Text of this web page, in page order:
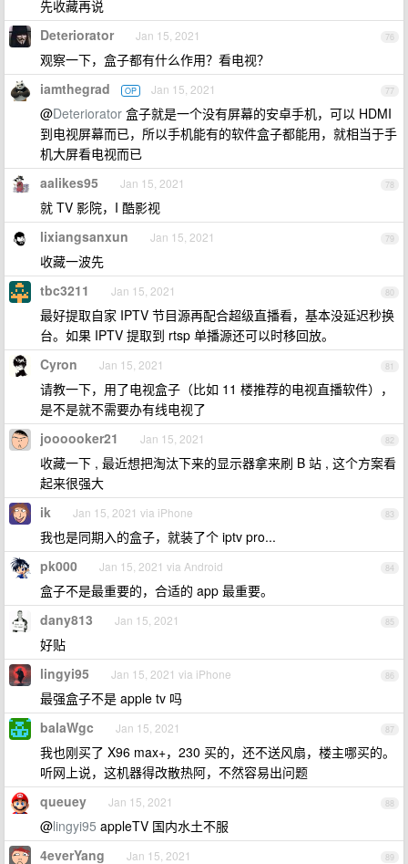
先收藏再说
76
Deteriorator Jan 15, 2021
观察一下，盒子都有什么作用？看电视？
77
iamthegrad OP Jan 15, 2021
@Deteriorator 盒子就是一个没有屏幕的安卓手机，可以 HDMI
到电视屏幕而已，所以手机能有的软件盒子都能用，就相当于手
机大屏看电视而已
78
aalikes95 Jan 15, 2021
就 TV 影院，I 酷影视
79
lixiangsanxun Jan 15, 2021
收藏一波先
80
tbc3211 Jan 15, 2021
最好提取自家 IPTV 节目源再配合超级直播看，基本没延迟秒换
台。如果 IPTV 提取到 rtsp 单播源还可以时移回放。
81
Cyron Jan 15, 2021
请教一下，用了电视盒子（比如 11 楼推荐的电视直播软件），
是不是就不需要办有线电视了
82
joooooker21 Jan 15, 2021
收藏一下 , 最近想把淘汰下来的显示器拿来刷 B 站 , 这个方案看
起来很强大
83
ik Jan 15, 2021 via iPhone
我也是同期入的盒子，就装了个 iptv pro...
84
pk000 Jan 15, 2021 via Android
盒子不是最重要的，合适的 app 最重要。
85
dany813 Jan 15, 2021
好贴
86
lingyi95 Jan 15, 2021 via iPhone
最强盒子不是 apple tv 吗
87
balaWgc Jan 15, 2021
我也刚买了 X96 max+，230 买的，还不送风扇，楼主哪买的。
听网上说，这机器得改散热阿，不然容易出问题
88
queuey Jan 15, 2021
@lingyi95 appleTV 国内水土不服
89
4everYang Jan 15, 2021